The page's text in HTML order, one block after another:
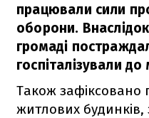
працювали сили
оборони.
громаді
госпіталізували
Також
житлових будинків,